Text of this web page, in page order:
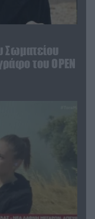
Σωματείου
του OPEN